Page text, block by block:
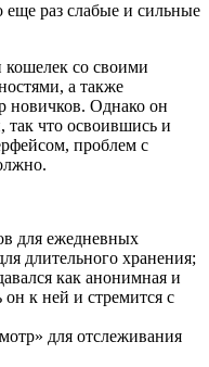
еще раз слабые и сильные
кошелек со своими
а также
новичков. Однако он
так что освоившись и
проблем с
для ежедневных
длительного хранения;
как анонимная и
к ней и стремится с
для отслеживания